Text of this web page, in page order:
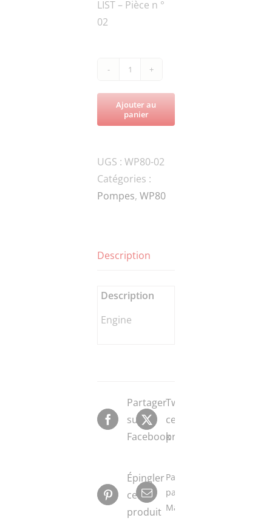
LIST – Pièce n °
02
de
WP80-
02
Ajouter au
panier
UGS : WP80-02
Catégories :
Pompes, WP80
Description
Description
Engine
Partager
sur
Facebook
Tweeter
ce
produit
Épingler
ce
produit
Partager
par
Mail